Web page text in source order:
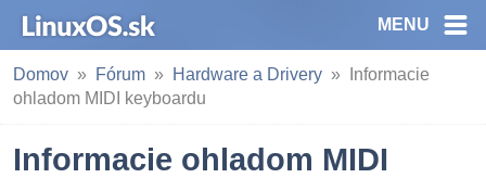
MENU
Domov Fórum Hardware a Drivery
Informacie
ohladom MIDI keyboardu
Informacie ohladom MIDI